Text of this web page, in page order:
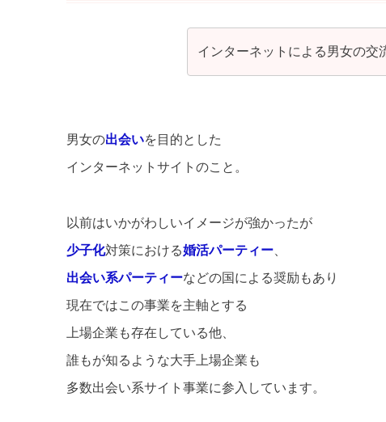
インターネットによる男女の交
男女の出会いを目的とした
インターネットサイトのこと。
以前はいかがわしいイメージが強かったが
少子化対策における婚活パーティー
出会い系パーティーなどの国による奨励もあり
現在ではこの事業を主軸とする
上場企業も存在している他、
誰もが知るような大手上場企業も
多数出会い系サイト事業に参入しています。